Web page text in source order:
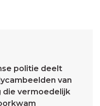
politie deelt
van
die vermoedelijk